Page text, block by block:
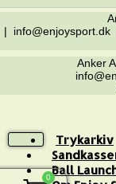
|
Anker
Trykarkiv
Ball
0